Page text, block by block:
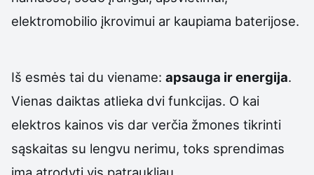
elektromobilio įkrovimui ar kaupiama baterijose.
Iš esmės tai du viename: apsauga ir energija.
Vienas daiktas atlieka dvi funkcijas. O kai
elektros kainos vis dar verčia žmones tikrinti
sąskaitas su lengvu nerimu, toks sprendimas